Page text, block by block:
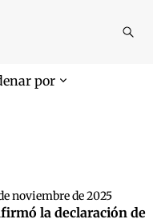
por
noviembre de 2025
la declaración de